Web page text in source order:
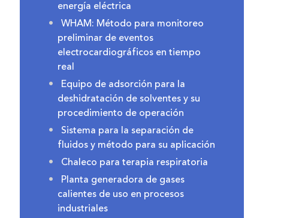
energía eléctrica
WHAM: Método para monitoreo
preliminar de eventos
electrocardiográficos en tiempo
real
Equipo de adsorción para la
deshidratación de solventes y su
procedimiento de operación
Sistema para la separación de
fluidos y método para su aplicación
Chaleco para terapia respiratoria
Planta generadora de gases
calientes de uso en procesos
industriales